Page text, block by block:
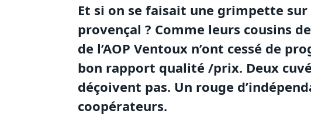
Et si on se faisait une grimpette
provençal ? Comme leurs cousins
de l’AOP Ventoux n’ont cessé de
bon rapport qualité /prix. Deux
déçoivent pas. Un rouge
coopérateurs.